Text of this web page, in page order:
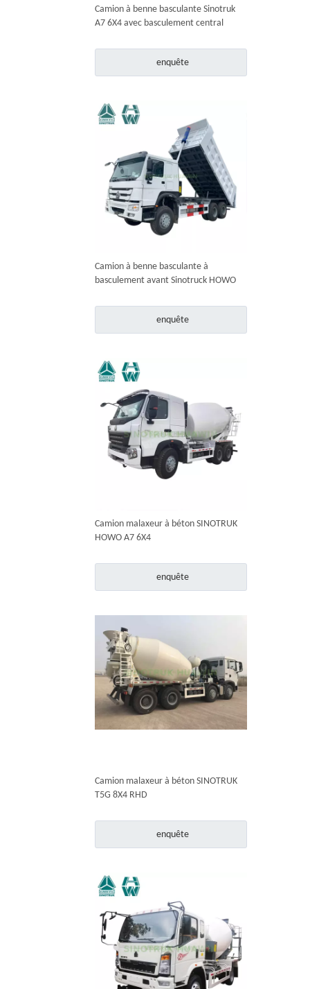
Camion à benne basculante Sinotruk
A7 6X4 avec basculement central
enquête
Camion à benne basculante à
basculement avant Sinotruck HOWO
enquête
Camion malaxeur à béton SINOTRUK
HOWO A7 6X4
enquête
Camion malaxeur à béton SINOTRUK
T5G 8X4 RHD
enquête